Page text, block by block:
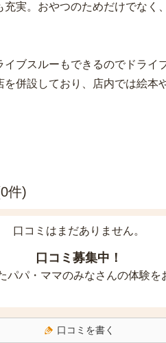
実。おやつのためだけでなく
ブスルーもできるのでドライ
併設しており、店内では絵本
件)
口コミはまだありません。
口コミ募集中！
パパ・ママのみなさんの体験を
口コミを書く